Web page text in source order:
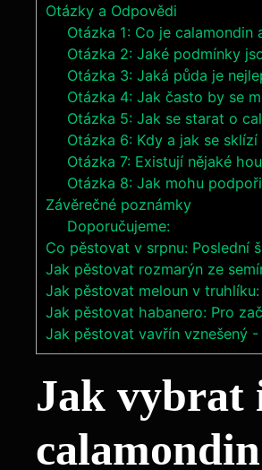
Otázky a Odpovědi
Otázka 1: Co je
Otázka 2: Jaké podmínky
Otázka 3: Jaká půda je
Otázka 4: Jak často by se
Otázka 5: Jak se starat o
Otázka 6: Kdy a jak se sklízí
Otázka 7: Existují nějaké
Otázka 8: Jak mohu
Závěrečné poznámky
Doporučujeme:
Co pěstovat v srpnu: Poslední
Jak pěstovat rozmarýn ze
Jak pěstovat meloun v
Jak pěstovat habanero: Pro
Jak pěstovat vavřín vznešený
Jak vybrat
calamondin